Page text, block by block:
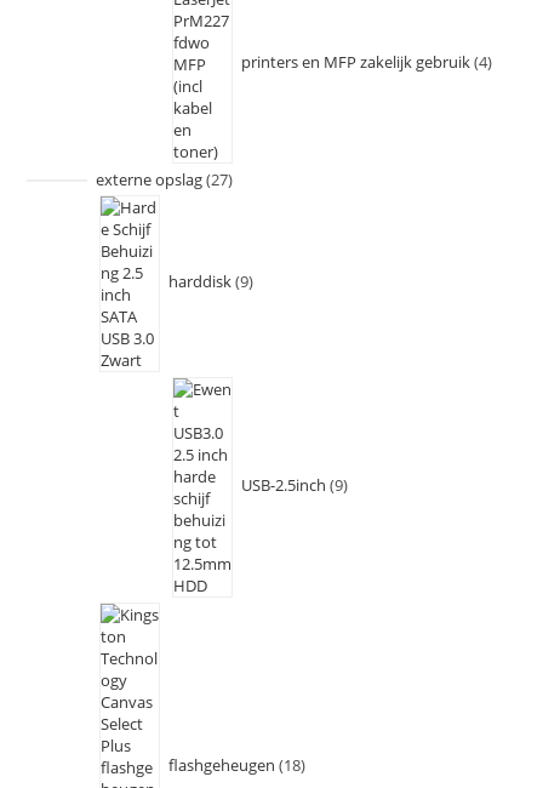
printers en MFP zakelijk gebruik 4
externe opslag 27
harddisk 9
USB-2.5inch 9
flashgeheugen 18